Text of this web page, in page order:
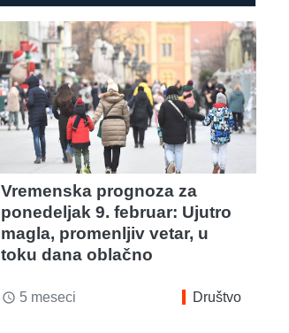
Vremenska prognoza za
ponedeljak 9. februar: Ujutro
magla, promenljiv vetar, u
toku dana oblačno
access_time 5 meseci Društvo